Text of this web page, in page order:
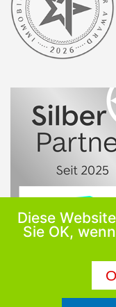
Diese
Sie OK,
Copyright 2009-2026